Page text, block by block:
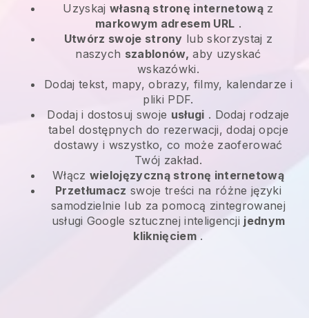
Uzyskaj własną stronę internetowąz
markowym adresem URL .
Utwórz swoje strony lub skorzystaj z
naszych szablonów, aby uzyskać
wskazówki.
Dodaj tekst, mapy, obrazy, filmy, kalendarze i
pliki PDF.
Dodaj i dostosuj swoje usługi . Dodaj rodzaje
tabel dostępnych do rezerwacji, dodaj opcje
dostawy i wszystko, co może zaoferować
Twój zakład.
Włącz wielojęzyczną stronę internetową
Przetłumacz swoje treści na różne języki
samodzielnie lub za pomocą zintegrowanej
usługi Google sztucznej inteligencji jednym
kliknięciem.